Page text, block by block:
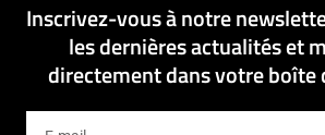
Inscrivez-vous à notre
les dernières actualités et
directement dans votre boîte